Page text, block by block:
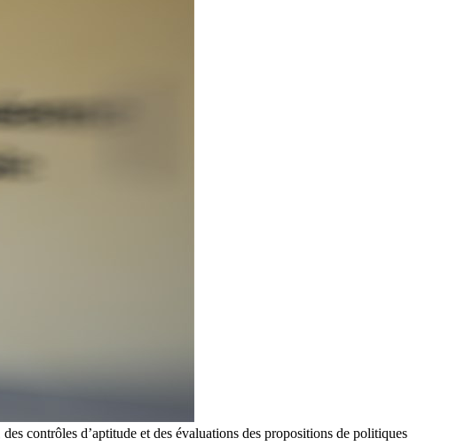
contrôles d’aptitude et des évaluations des propositions de politiques